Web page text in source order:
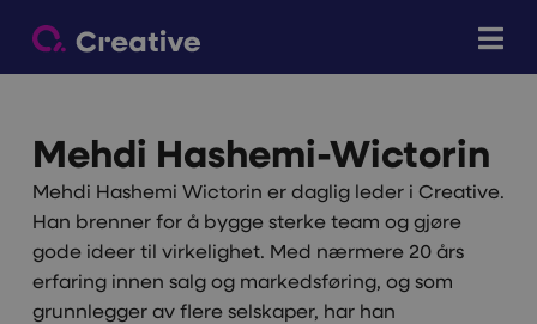
Mehdi Hashemi-Wictorin
Mehdi Hashemi Wictorin er daglig leder i Creative.
Han brenner for å bygge sterke team og gjøre
gode ideer til virkelighet. Med nærmere 20 års
erfaring innen salg og markedsføring, og som
grunnlegger av flere selskaper, har han